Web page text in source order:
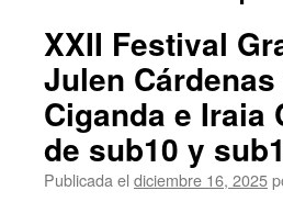
XXII Festival
Julen
Ciganda e Iraia
de sub10 y
Publicada el diciembre 16, 2025